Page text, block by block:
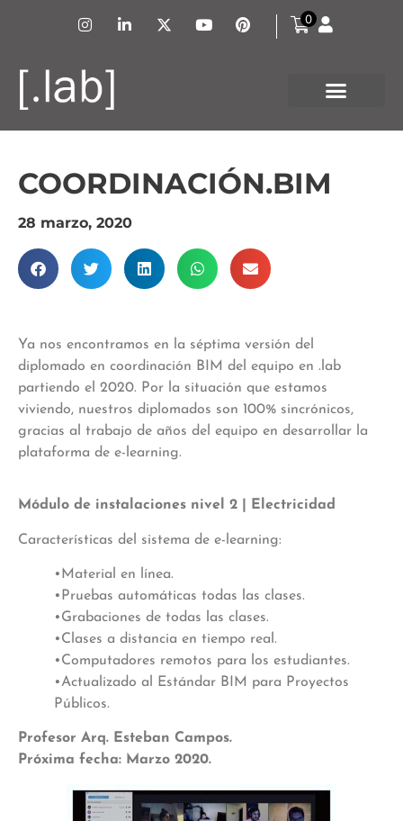
0
COORDINACIÓN.BIM
28 marzo, 2020
Ya nos encontramos en la séptima versión del
diplomado en coordinación BIM del equipo en .lab
partiendo el 2020. Por la situación que estamos
viviendo, nuestros diplomados son 100% sincrónicos,
gracias al trabajo de años del equipo en desarrollar la
plataforma de e-learning.
Módulo de instalaciones nivel 2 | Electricidad
Características del sistema de e-learning:
•Material en línea.
•Pruebas automáticas todas las clases.
•Grabaciones de todas las clases.
•Clases a distancia en tiempo real.
•Computadores remotos para los estudiantes.
•Actualizado al Estándar BIM para Proyectos
Públicos.
Profesor Arq. Esteban Campos.
Próxima fecha: Marzo 2020.